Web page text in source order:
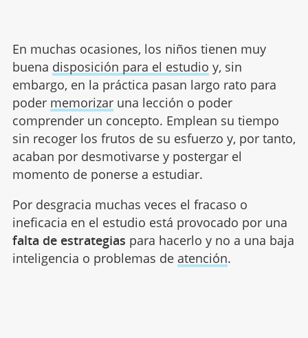
En muchas ocasiones, los niños tienen muy
buena disposición para el estudio y, sin
embargo, en la práctica pasan largo rato para
poder memorizaruna lección o poder
comprender un concepto. Emplean su tiempo
sin recoger los frutos de su esfuerzo y, por tanto,
acaban por desmotivarse y postergar el
momento de ponerse a estudiar.
Por desgracia muchas veces el fracaso o
ineficacia en el estudio está provocado por una
falta de estrategias para hacerlo y no a una baja
inteligencia o problemas de atención.